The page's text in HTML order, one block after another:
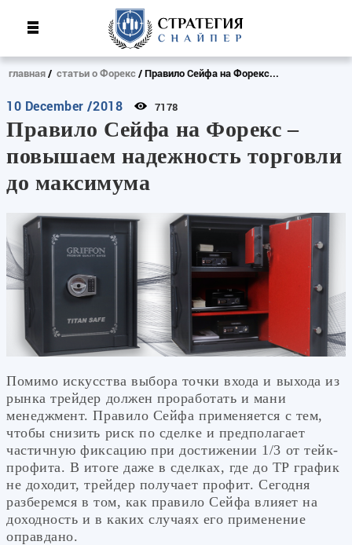
главная статьи о Форекс Правило Сейфа на Форекс...
10 December /2018 7178
Правило Сейфа на Форекс –
повышаем надежность торговли
до максимума
Помимо искусства выбора точки входа и выхода из
рынка трейдер должен проработать и мани
менеджмент. Правило Сейфа применяется с тем,
чтобы снизить риск по сделке и предполагает
частичную фиксацию при достижении 1/3 от тейк-
профита. В итоге даже в сделках, где до ТР график
не доходит, трейдер получает профит. Сегодня
разберемся в том, как правило Сейфа влияет на
доходность и в каких случаях его применение
оправдано.